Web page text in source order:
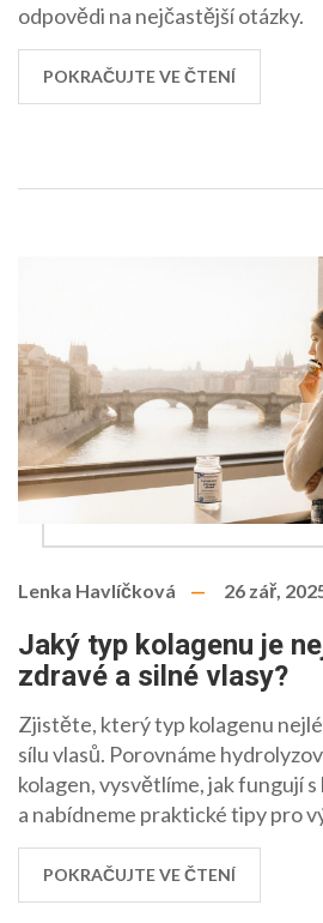
odpovědi na nejčastější otázky.
POKRAČUJTE VE ČTENÍ
Lenka Havlíčková 26 zář,
Jaký typ kolagenu je
zdravé a silné vlasy?
Zjistěte, který typ kolagenu
sílu vlasů. Porovnáme
kolagen, vysvětlíme, jak fungují
a nabídneme praktické tipy pro
POKRAČUJTE VE ČTENÍ